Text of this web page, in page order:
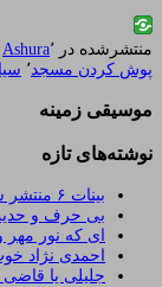
منتشرشده در Ashura٬
پوش کردن مسجد٬
موسیقی زمینه
نوشته‌های تازه
بینات ۶ منتشر شد – پس زمینه حدیثی ویندوز
بی حرف و
ای که نور
احمدی نژاد
جلیلی یا قاضی